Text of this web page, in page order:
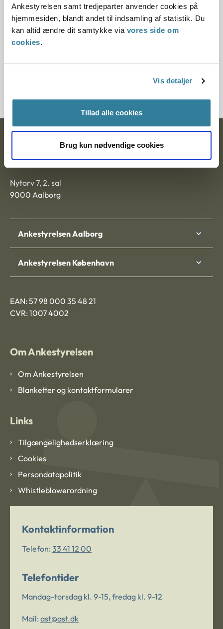
Ankestyrelsen samt tredjeparter anvender cookies på
hjemmesiden, blandt andet til indsamling af statistik. Du
kan altid ændre dit samtykke via vores side om
cookies.
Vis detaljer
Tillad alle cookies
Brug kun nødvendige cookies
Paragraf
§ 68 § 4 § 72 § 11a § 31 § 32
Ankestyrelsen
Postadresse:
Nytorv 7, 2. sal
9000 Aalborg
Ankestyrelsen Aalborg
Ankestyrelsen København
EAN: 57 98 000 35 48 21
CVR: 1007 4002
Om Ankestyrelsen
Om Ankestyrelsen
Blanketter og kontaktformularer
Links
Tilgængelighedserklæring
Cookies
Persondatapolitik
Whistleblowerordning
Kontaktinformation
Telefon: 33 41 12 00
Telefontider
Mandag-torsdag kl. 9-15, fredag kl. 9-12
Mail: ast@ast.dk